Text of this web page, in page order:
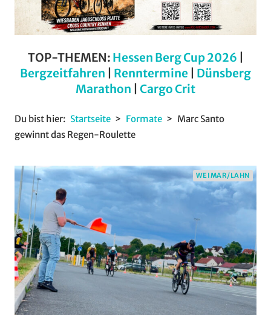
TOP-THEMEN: Hessen Berg Cup 2026
Bergzeitfahren
Renntermine
Dünsberg
Marathon
Cargo Crit
Du bist hier: Startseite Formate
Marc Santo
gewinnt das Regen-Roulette
WEIMAR/LAHN